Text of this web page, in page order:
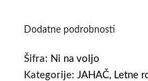
Dodatne podrobnosti
Šifra: Ni na voljo
Kategorije: JAHAČ, Letne